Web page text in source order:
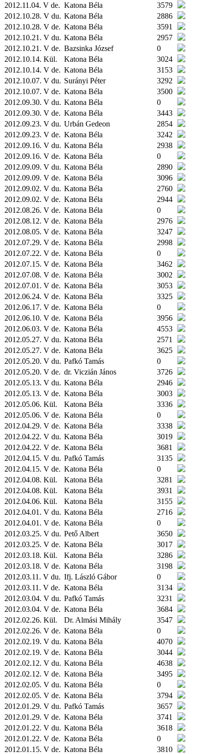
2012.11.04. V de. Katona Béla
3579
2012.10.28. V du. Katona Béla
2886
2012.10.28. V de. Katona Béla
3591
2012.10.21. V du. Katona Béla
2957
2012.10.21. V de. Bazsinka József
0
2012.10.14. Kül. Katona Béla
3024
2012.10.14. V de. Katona Béla
3153
2012.10.07. V du. Surányi Péter
3292
2012.10.07. V de. Katona Béla
3500
2012.09.30. V du. Katona Béla
0
2012.09.30. V de. Katona Béla
3443
2012.09.23. V du. Urbán Gedeon
2854
2012.09.23. V de. Katona Béla
3242
2012.09.16. V du. Katona Béla
2938
2012.09.16. V de. Katona Béla
0
2012.09.09. V du. Katona Béla
2890
2012.09.09. V de. Katona Béla
3096
2012.09.02. V du. Katona Béla
2760
2012.09.02. V de. Katona Béla
2944
2012.08.26. V de. Katona Béla
0
2012.08.12. V de. Katona Béla
2976
2012.08.05. V de. Katona Béla
3247
2012.07.29. V de. Katona Béla
2998
2012.07.22. V de. Katona Béla
0
2012.07.15. V de. Katona Béla
3462
2012.07.08. V de. Katona Béla
3002
2012.07.01. V de. Katona Béla
3053
2012.06.24. V de. Katona Béla
3325
2012.06.17. V de. Katona Béla
0
2012.06.10. V de. Katona Béla
3956
2012.06.03. V de. Katona Béla
4553
2012.05.27. V du. Katona Béla
2571
2012.05.27. V de. Katona Béla
3625
2012.05.20. V du. Pafkó Tamás
0
2012.05.20. V de. dr. Viczián János
3726
2012.05.13. V du. Katona Béla
2946
2012.05.13. V de. Katona Béla
3003
2012.05.06. Kül. Katona Béla
3336
2012.05.06. V de. Katona Béla
0
2012.04.29. V de. Katona Béla
3338
2012.04.22. V du. Katona Béla
3019
2012.04.22. V de. Katona Béla
3681
2012.04.15. V du. Pafkó Tamás
3135
2012.04.15. V de. Katona Béla
0
2012.04.08. Kül. Katona Béla
3281
2012.04.08. Kül. Katona Béla
3931
2012.04.06. Kül. Katona Béla
3155
2012.04.01. V du. Katona Béla
2716
2012.04.01. V de. Katona Béla
0
2012.03.25. V du. Pető Albert
3650
2012.03.25. V de. Katona Béla
3017
2012.03.18. Kül. Katona Béla
3286
2012.03.18. V de. Katona Béla
3198
2012.03.11. V du. Ifj. László Gábor
0
2012.03.11. V de. Katona Béla
3134
2012.03.04. V du. Pafkó Tamás
3231
2012.03.04. V de. Katona Béla
3684
2012.02.26. Kül. Dr. Almási Mihály
3547
2012.02.26. V de. Katona Béla
0
2012.02.19. V du. Katona Béla
4070
2012.02.19. V de. Katona Béla
3044
2012.02.12. V du. Katona Béla
4638
2012.02.12. V de. Katona Béla
3495
2012.02.05. V du. Katona Béla
0
2012.02.05. V de. Katona Béla
3794
2012.01.29. V du. Pafkó Tamás
3657
2012.01.29. V de. Katona Béla
3741
2012.01.22. V du. Katona Béla
3618
2012.01.22. V de. Katona Béla
0
2012.01.15. V de. Katona Béla 3810